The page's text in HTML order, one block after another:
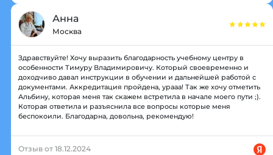
Анна
Москва
Здравствуйте! Хочу выразить благодарность учебному центру в
особенности Тимуру Владимировичу. Который своевременно и
доходчиво давал инструкции в обучении и дальнейшей работой с
документами. Аккредитация пройдена, урааа! Так же хочу отметить
Альбину, которая меня так скажем встретила в начале моего пути ;).
Которая ответила и разъяснила все вопросы которые меня
беспокоили. Благодарна, довольна, рекомендую!
Отзыв от 18.12.2024